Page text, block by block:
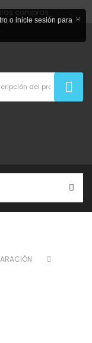
compras
×
o inicie sesión para